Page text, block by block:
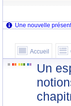
Accueil
Un